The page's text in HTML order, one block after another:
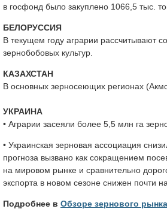
в госфонд было закуплено 1066,5 тыс.
БЕЛОРУССИЯ
В текущем году аграрии рассчитывают
зернобобовых культур.
КАЗАХСТАН
В основных зерносеющих регионах
УКРАИНА
• Аграрии засеяли более 5,5 млн га
• Украинская зерновая ассоциация
прогноза вызвано как сокращением
на мировом рынке и сравнительно
экспорта в новом сезоне снижен почти
Подробнее в Обзоре зернового